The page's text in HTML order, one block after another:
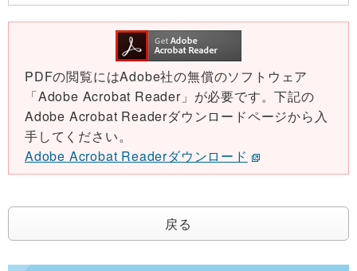
PDFの閲覧にはAdobe社の無償のソフトウェア
「Adobe Acrobat Reader」が必要です。下記の
Adobe Acrobat Readerダウンロードページから入
手してください。
Adobe Acrobat Readerダウンロード
戻る